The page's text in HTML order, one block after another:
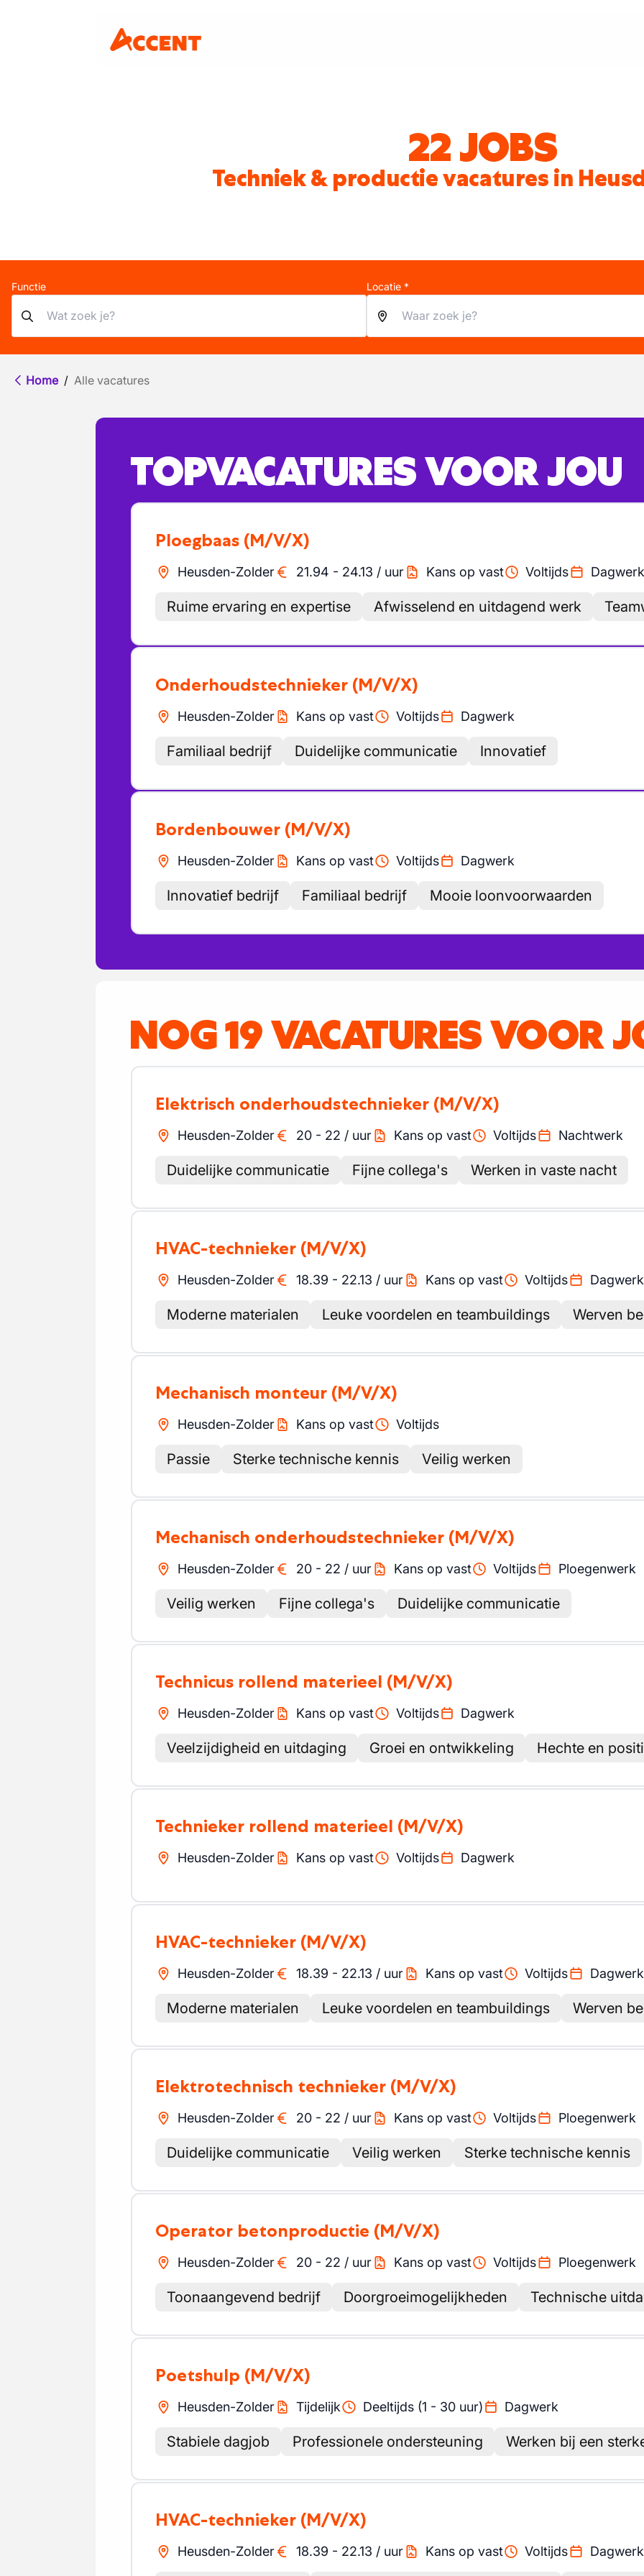
22 JOBS
Techniek & productie vacatures in
Functie Locatie *
Home / Alle vacatures
TOPVACATURES VOOR JOU
Ploegbaas (M/V/X)
Heusden-Zolder 21.94 - 24.13 / uur Kans op vast Voltijds Dagwerk
Ruime ervaring en expertise Afwisselend en uitdagend werk
Onderhoudstechnieker (M/V/X)
Heusden-Zolder Kans op vast Voltijds Dagwerk
Familiaal bedrijf Duidelijke communicatie Innovatief
Bordenbouwer (M/V/X)
Heusden-Zolder Kans op vast Voltijds Dagwerk
Innovatief bedrijf Familiaal bedrijf Mooie loonvoorwaarden
NOG 19 VACATURES VOOR
Elektrisch onderhoudstechnieker (M/V/X)
Heusden-Zolder 20 - 22 / uur Kans op vast Voltijds Nachtwerk
Duidelijke communicatie Fijne collega's Werken in vaste nacht
HVAC-technieker (M/V/X)
Heusden-Zolder 18.39 - 22.13 / uur Kans op vast Voltijds Dagwerk
Moderne materialen Leuke voordelen en teambuildings Werven
Mechanisch monteur (M/V/X)
Heusden-Zolder Kans op vast Voltijds
Passie Sterke technische kennis Veilig werken
Mechanisch onderhoudstechnieker (M/V/X)
Heusden-Zolder 20 - 22 / uur Kans op vast Voltijds Ploegenwerk
Veilig werken Fijne collega's Duidelijke communicatie
Technicus rollend materieel (M/V/X)
Heusden-Zolder Kans op vast Voltijds Dagwerk
Veelzijdigheid en uitdaging Groei en ontwikkeling Hechte en
Technieker rollend materieel (M/V/X)
Heusden-Zolder Kans op vast Voltijds Dagwerk
HVAC-technieker (M/V/X)
Heusden-Zolder 18.39 - 22.13 / uur Kans op vast Voltijds Dagwerk
Moderne materialen Leuke voordelen en teambuildings Werven
Elektrotechnisch technieker (M/V/X)
Heusden-Zolder 20 - 22 / uur Kans op vast Voltijds Ploegenwerk
Duidelijke communicatie Veilig werken Sterke technische kennis
Operator betonproductie (M/V/X)
Heusden-Zolder 20 - 22 / uur Kans op vast Voltijds Ploegenwerk
Toonaangevend bedrijf Doorgroeimogelijkheden Technische
Poetshulp (M/V/X)
Heusden-Zolder Tijdelijk Deeltijds (1 - 30 uur) Dagwerk
Stabiele dagjob Professionele ondersteuning Werken bij een
HVAC-technieker (M/V/X)
Heusden-Zolder 18.39 - 22.13 / uur Kans op vast Voltijds Dagwerk